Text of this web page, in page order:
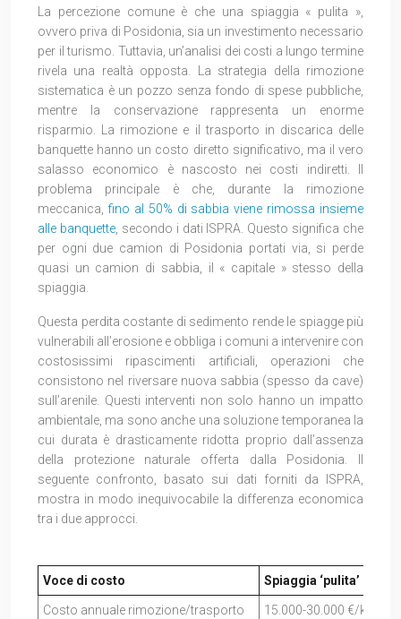
La percezione comune è che una spiaggia « pulita »,
ovvero priva di Posidonia, sia un investimento necessario
per il turismo. Tuttavia, un’analisi dei costi a lungo termine
rivela una realtà opposta. La strategia della rimozione
sistematica è un pozzo senza fondo di spese pubbliche,
mentre la conservazione rappresenta un enorme
risparmio. La rimozione e il trasporto in discarica delle
banquette hanno un costo diretto significativo, ma il vero
salasso economico è nascosto nei costi indiretti. Il
problema principale è che, durante la rimozione
meccanica,fino al 50% di sabbia viene rimossa insieme
alle banquette, secondo i dati ISPRA. Questo significa che
per ogni due camion di Posidonia portati via, si perde
quasi un camion di sabbia, il « capitale » stesso della
spiaggia.
Questa perdita costante di sedimento rende le spiagge più
vulnerabili all’erosione e obbliga i comuni a intervenire con
costosissimi ripascimenti artificiali, operazioni che
consistono nel riversare nuova sabbia (spesso da cave)
sull’arenile. Questi interventi non solo hanno un impatto
ambientale, ma sono anche una soluzione temporanea la
cui durata è drasticamente ridotta proprio dall’assenza
della protezione naturale offerta dalla Posidonia. Il
seguente confronto, basato sui dati forniti da ISPRA,
mostra in modo inequivocabile la differenza economica
tra i due approcci.
Voce di costo Spiaggia ‘pulita’
Costo annuale rimozione/trasporto 15.000-30.000 €/km